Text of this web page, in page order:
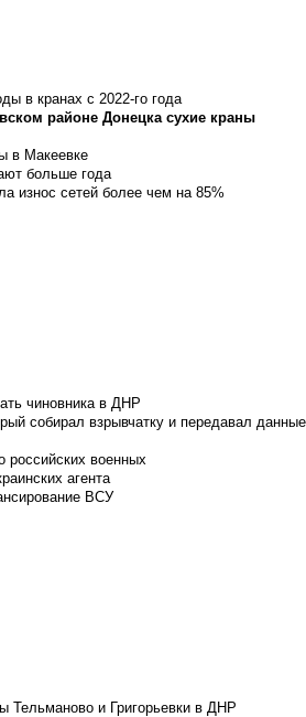
в кранах с 2022-го года
районе Донецка сухие краны
в Макеевке
больше года
износ сетей более чем на 85%
чиновника в ДНР
собирал взрывчатку и передавал данные
военных
агента
ВСУ
Тельманово и Григорьевки в ДНР